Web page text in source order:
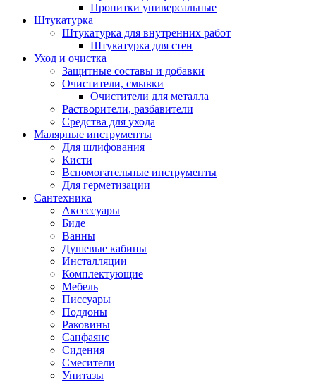
Пропитки универсальные
Штукатурка
Штукатурка для внутренних работ
Штукатурка для стен
Уход и очистка
Защитные составы и добавки
Очистители, смывки
Очистители для металла
Растворители, разбавители
Средства для ухода
Малярные инструменты
Для шлифования
Кисти
Вспомогательные инструменты
Для герметизации
Сантехника
Аксессуары
Биде
Ванны
Душевые кабины
Инсталляции
Комплектующие
Мебель
Писсуары
Поддоны
Раковины
Санфаянс
Сидения
Смесители
Унитазы